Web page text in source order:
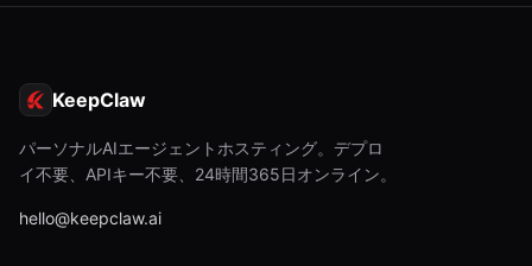
KeepClaw
パーソナルAIエージェントホスティング。デプロ
イ不要、APIキー不要、24時間365日オンライン。
hello@keepclaw.ai